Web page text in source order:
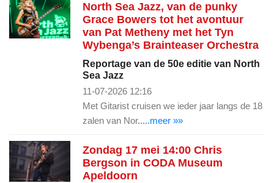
North Sea Jazz, van de punky
Grace Bowers tot het avontuur
van Pat Metheny met het Tyn
Wybenga’s Brainteaser Orchestra
Reportage van de 50e editie van North
Sea Jazz
11-07-2026 12:16
Met Gitarist cruisen we ieder jaar langs de 18
zalen van Nor.....meer »»
Zondag 17 mei 14:00 Chris
Bergson in CODA Museum
Apeldoorn